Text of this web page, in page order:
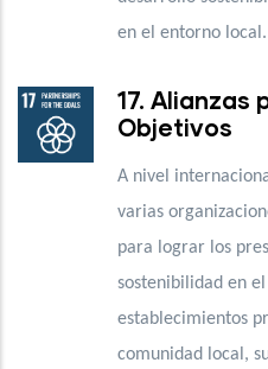
en el entorno local.
17. Alianzas
Objetivos
A nivel
varias
para lograr los
sostenibilidad en
establecimientos
comunidad local,